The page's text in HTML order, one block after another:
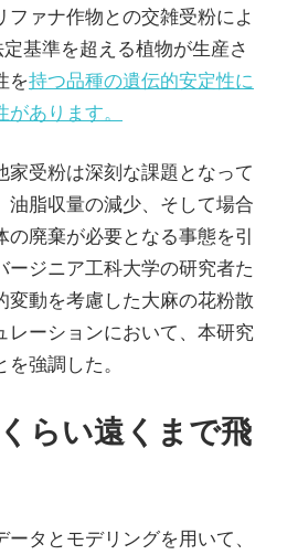
ファナ作物との交雑受粉によ
定基準を超える植物が生産さ
を持つ品種の遺伝的安定性に
あります。
家受粉は深刻な課題となって
油脂収量の減少、そして場合
の廃棄が必要となる事態を引
ージニア工科大学の研究者た
変動を考慮した大麻の花粉散
レーションにおいて、本研究
強調した。
らい遠くまで飛
タとモデリングを用いて、